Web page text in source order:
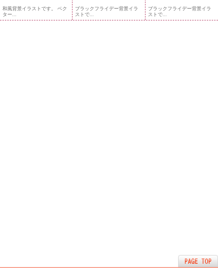
和風背景イラストです。 ベク
ター...
ブラックフライデー背景イラ
ストで...
ブラックフライデー背景イラ
ストで...